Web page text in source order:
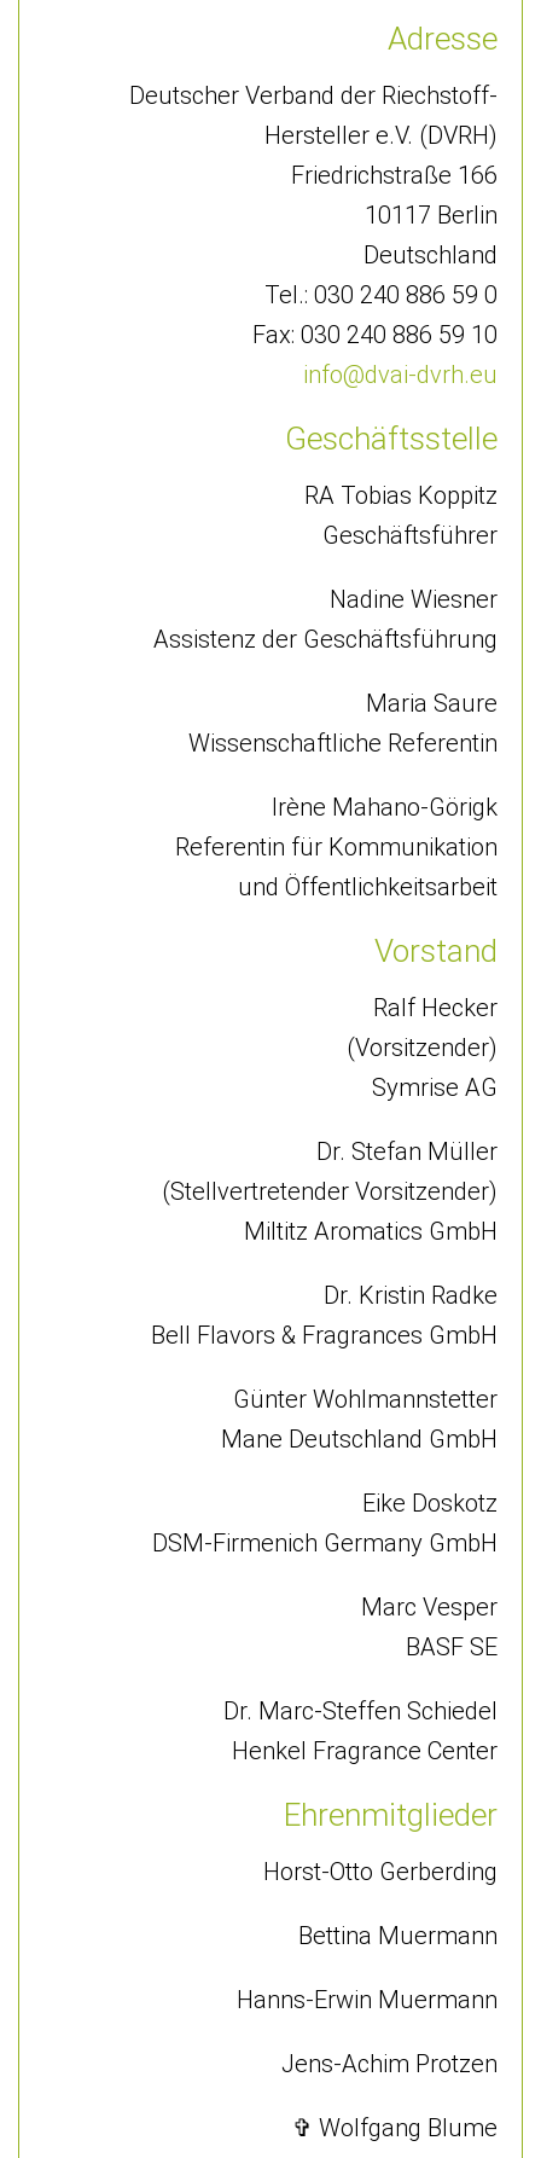
Adresse
Deutscher Verband der Riechstoff-
Hersteller e.V. (DVRH)
Friedrichstraße 166
10117 Berlin
Deutschland
Tel.: 030 240 886 59 0
Fax: 030 240 886 59 10
info@dvai-dvrh.eu
Geschäftsstelle
RA Tobias Koppitz
Geschäftsführer
Nadine Wiesner
Assistenz der Geschäftsführung
Maria Saure
Wissenschaftliche Referentin
Irène Mahano-Görigk
Referentin für Kommunikation
und Öffentlichkeitsarbeit
Vorstand
Ralf Hecker
(Vorsitzender)
Symrise AG
Dr. Stefan Müller
(Stellvertretender Vorsitzender)
Miltitz Aromatics GmbH
Dr. Kristin Radke
Bell Flavors & Fragrances GmbH
Günter Wohlmannstetter
Mane Deutschland GmbH
Eike Doskotz
DSM-Firmenich Germany GmbH
Marc Vesper
BASF SE
Dr. Marc-Steffen Schiedel
Henkel Fragrance Center
Ehrenmitglieder
Horst-Otto Gerberding
Bettina Muermann
Hanns-Erwin Muermann
Jens-Achim Protzen
✞ Wolfgang Blume